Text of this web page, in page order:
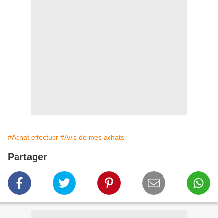
#Achat effectuer #Avis de mes achats
Partager